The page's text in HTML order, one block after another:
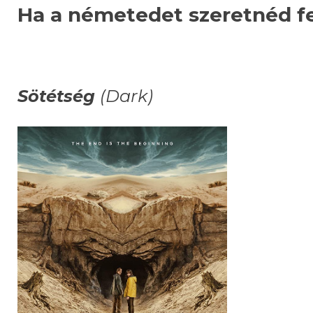
Ha a németedet szeretnéd
Sötétség (Dark)